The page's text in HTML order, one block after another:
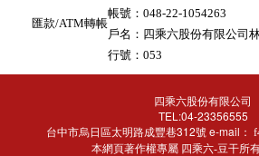
匯款/ATM轉帳
帳號：048-22-1054263
戶名：四乘六股份有限公司
行號：053
四乘六股份有限公司
TEL:04-23356555
台中市烏日區太明路成豐巷312號 e-mail：
本網頁著作權專屬四乘六-豆干所